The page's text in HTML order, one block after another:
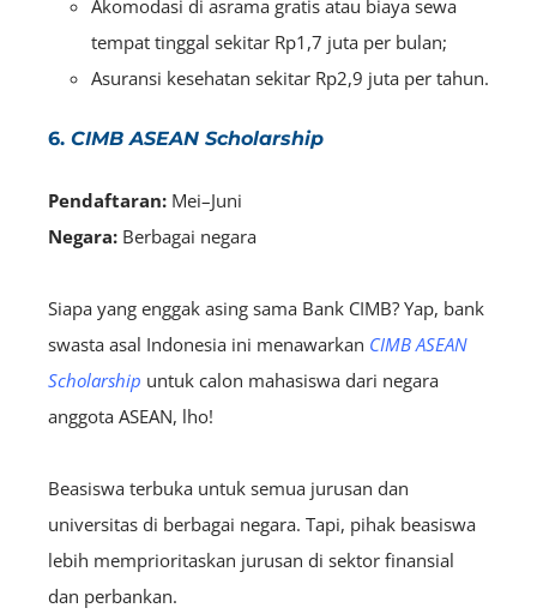
Akomodasi di asrama gratis atau biaya sewa
tempat tinggal sekitar Rp1,7 juta per bulan;
Asuransi kesehatan sekitar Rp2,9 juta per tahun.
6. CIMB ASEAN Scholarship
Pendaftaran: Mei–Juni
Negara: Berbagai negara
Siapa yang enggak asing sama Bank CIMB? Yap, bank
swasta asal Indonesia ini menawarkan CIMB ASEAN
Scholarship untuk calon mahasiswa dari negara
anggota ASEAN, lho!
Beasiswa terbuka untuk semua jurusan dan
universitas di berbagai negara. Tapi, pihak beasiswa
lebih memprioritaskan jurusan di sektor finansial
dan perbankan.